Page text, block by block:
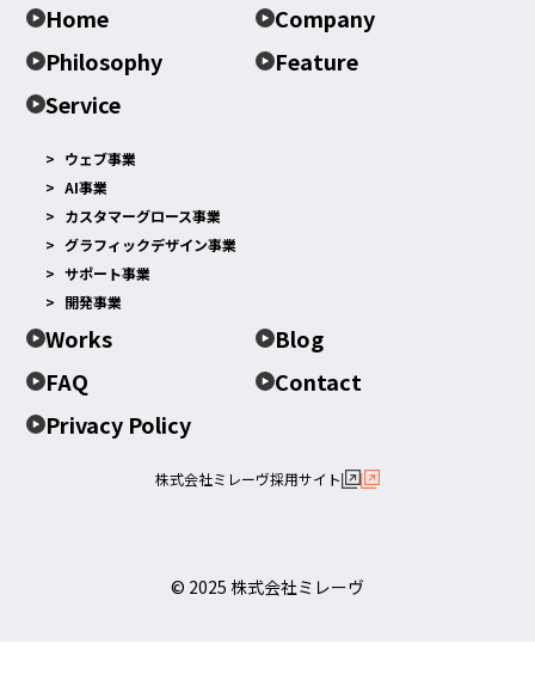
Home
Company
Philosophy
Feature
Service
ウェブ事業
AI事業
カスタマーグロース事業
グラフィックデザイン事業
サポート事業
開発事業
Works
Blog
FAQ
Contact
Privacy Policy
株式会社ミレーヴ採用サイト
© 2025 株式会社ミレーヴ